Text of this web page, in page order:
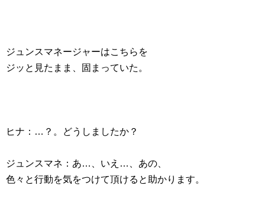
ジュンスマネージャーはこちらを
ジッと見たまま、固まっていた。
ヒナ：…？。どうしましたか？
ジュンスマネ：あ…、いえ…、あの、
色々と行動を気をつけて頂けると助かります。